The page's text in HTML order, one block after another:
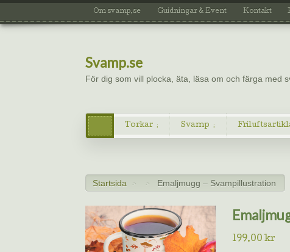
Om svamp.se Guidningar & Event Kontakt
Svamp.se
För dig som vill plocka, äta, läsa om och färga med
Torkar Svamp
Startsida > > Emaljmugg – Svampillustration
199.00 kr